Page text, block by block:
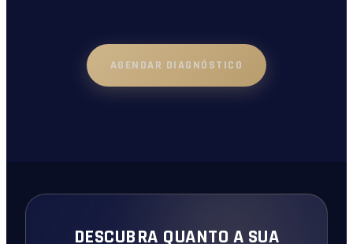
AGENDAR DIAGNÓSTICO
DESCUBRA QUANTO A SUA